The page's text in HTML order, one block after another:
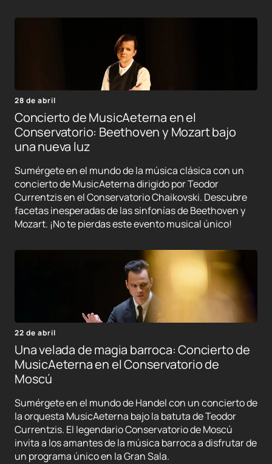
28 de abril
Concierto de MusicAeterna en el
Conservatorio: Beethoven y Mozart bajo
una nueva luz
Sumérgete en el mundo de la música clásica con un
concierto de MusicAeterna dirigido por Teodor
Currentzis en el Conservatorio Chaikovski. Descubre
facetas inesperadas de las sinfonías de Beethoven y
Mozart. ¡No te pierdas este evento musical único!
22 de abril
Una velada de magia barroca: Concierto de
MusicAeterna en el Conservatorio de
Moscú
Sumérgete en el mundo de Handel con un concierto de
la orquesta MusicAeterna bajo la batuta de Teodor
Currentzis. El legendario Conservatorio de Moscú
invita a los amantes de la música barroca a disfrutar de
un programa único en la Gran Sala.